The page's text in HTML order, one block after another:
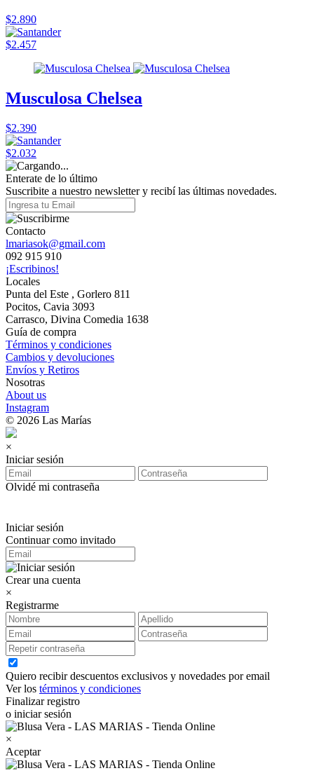
$2.890
$2.457
Musculosa Chelsea
$2.390
$2.032
Enterate de lo último
Suscribite a nuestro newsletter y recibí las últimas novedades.
Contacto
lmariasok@gmail.com
092 915 910
¡Escribinos!
Locales
Punta del Este , Gorlero 811
Pocitos, Cavia 3093
Carrasco, Divina Comedia 1638
Guía de compra
Términos y condiciones
Cambios y devoluciones
Envíos y Retiros
Nosotras
About us
Instagram
© 2026 Las Marías
×
Iniciar sesión
Olvidé mi contraseña
Iniciar sesión
Continuar como invitado
Crear una cuenta
×
Registrarme
Quiero recibir descuentos exclusivos y novedades por email
Ver los términos y condiciones
Finalizar registro
o iniciar sesión
×
Aceptar